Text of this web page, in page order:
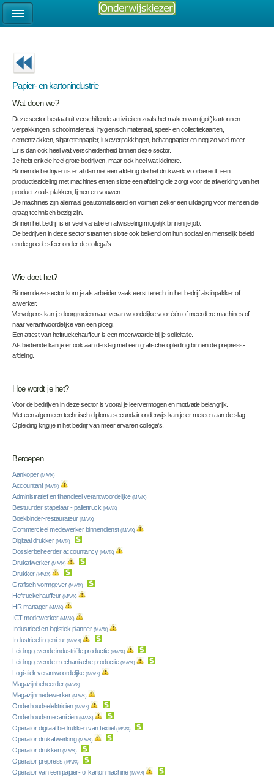
Papier- en kartonindustrie
Wat doen we?
Deze sector bestaat uit verschillende activiteiten zoals het maken van (golf)kartonnen
verpakkingen, schoolmateriaal, hygiënisch materiaal, speel- en collectiekaarten,
cementzakken, sigarettenpapier, luxeverpakkingen, behangpapier en nog zo veel meer.
Er is dan ook heel wat verscheidenheid binnen deze sector.
Je hebt enkele heel grote bedrijven, maar ook heel wat kleinere.
Binnen de bedrijven is er al dan niet een afdeling die het drukwerk voorbereidt, een
productieafdeling met machines en ten slotte een afdeling die zorgt voor de afwerking van het
product zoals plakken, lijmen en vouwen.
De machines zijn allemaal geautomatiseerd en vormen zeker een uitdaging voor mensen die
graag technisch bezig zijn.
Binnen het bedrijf is er veel variatie en afwisseling mogelijk binnen je job.
De bedrijven in deze sector staan ten slotte ook bekend om hun sociaal en menselijk beleid
en de goede sfeer onder de collega’s.
Wie doet het?
Binnen deze sector kom je als arbeider vaak eerst terecht in het bedrijf als inpakker of
afwerker.
Vervolgens kan je doorgroeien naar verantwoordelijke voor één of meerdere machines of
naar verantwoordelijke van een ploeg.
Een attest van heftruckchauffeur is een meerwaarde bij je sollicitatie.
Als bediende kan je er ook aan de slag met een grafische opleiding binnen de prepress-
afdeling.
Hoe wordt je het?
Voor de bedrijven in deze sector is vooral je leervermogen en motivatie belangrijk.
Met een algemeen technisch diploma secundair onderwijs kan je er meteen aan de slag.
Opleiding krijg je in het bedrijf van meer ervaren collega’s.
Beroepen
Aankoper (M/V/X)
Accountant (M/V/X)
Administratief en financieel verantwoordelijke (M/V/X)
Bestuurder stapelaar - pallettruck (M/V/X)
Boekbinder-restaurateur (M/V/X)
Commercieel medewerker binnendienst (M/V/X)
Digitaal drukker (M/V/X)
Dossierbeheerder accountancy (M/V/X)
Drukafwerker (M/V/X)
Drukker (M/V/X)
Grafisch vormgever (M/V/X)
Heftruckchauffeur (M/V/X)
HR manager (M/V/X)
ICT-medewerker (M/V/X)
Industrieel en logistiek planner (M/V/X)
Industrieel ingenieur (M/V/X)
Leidinggevende industriële productie (M/V/X)
Leidinggevende mechanische productie (M/V/X)
Logistiek verantwoordelijke (M/V/X)
Magazijnbeheerder (M/V/X)
Magazijnmedewerker (M/V/X)
Onderhoudselektricien (M/V/X)
Onderhoudsmecanicien (M/V/X)
Operator digitaal bedrukken van textiel (M/V/X)
Operator drukafwerking (M/V/X)
Operator drukken (M/V/X)
Operator prepress (M/V/X)
Operator van een papier- of kartonmachine (M/V/X)